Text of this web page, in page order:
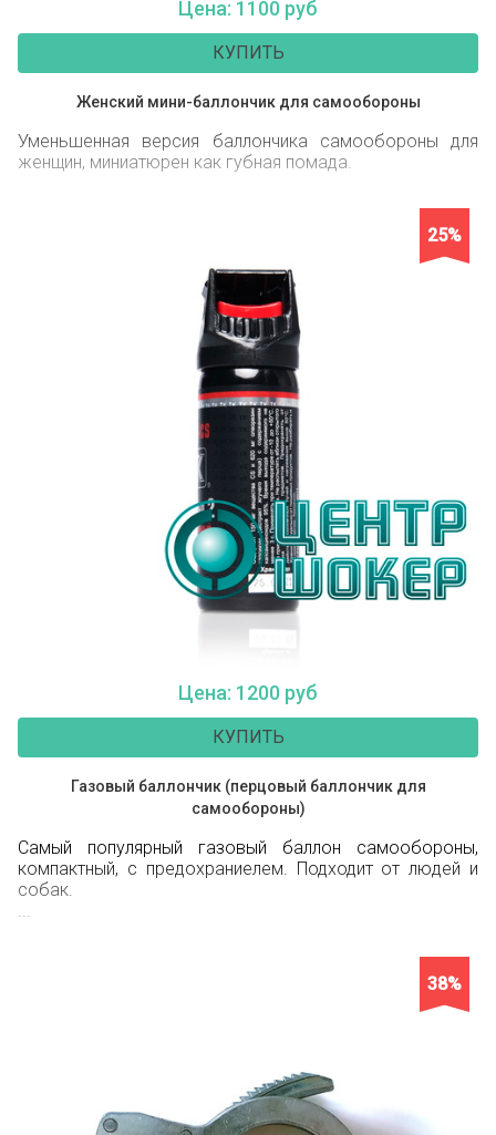
Цена: 1100 руб
КУПИТЬ
Женский мини-баллончик для самообороны
Уменьшенная версия баллончика самообороны для
женщин, миниатюрен как губная помада.
25%
Цена: 1200 руб
КУПИТЬ
Газовый баллончик (перцовый баллончик для
самообороны)
Самый популярный газовый баллон самообороны,
компактный, с предохраниелем. Подходит от людей и
собак.
38%